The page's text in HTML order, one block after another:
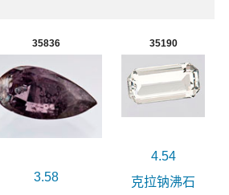
35836
3.58
35190
4.54
克拉钠沸石